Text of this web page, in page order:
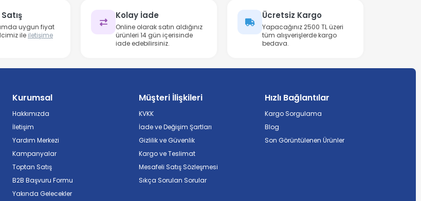
uygun fiyat
ile iletişime
Kolay İade
Online olarak satın aldığınız
ürünleri 14 gün içerisinde
iade edebilirsiniz.
Ücretsiz Kargo
Yapacağınız 2500 TL üzeri
tüm alışverişlerde kargo
bedava.
Kurumsal
Hakkımızda
İletişim
Yardım Merkezi
Kampanyalar
Toptan Satış
B2B Başvuru Formu
Yakında Gelecekler
Müşteri İlişkileri
KVKK
İade ve Değişim Şartları
Gizlilik ve Güvenlik
Kargo ve Teslimat
Mesafeli Satış Sözleşmesi
Sıkça Sorulan Sorular
Hızlı Bağlantılar
Kargo Sorgulama
Blog
Son Görüntülenen Ürünler